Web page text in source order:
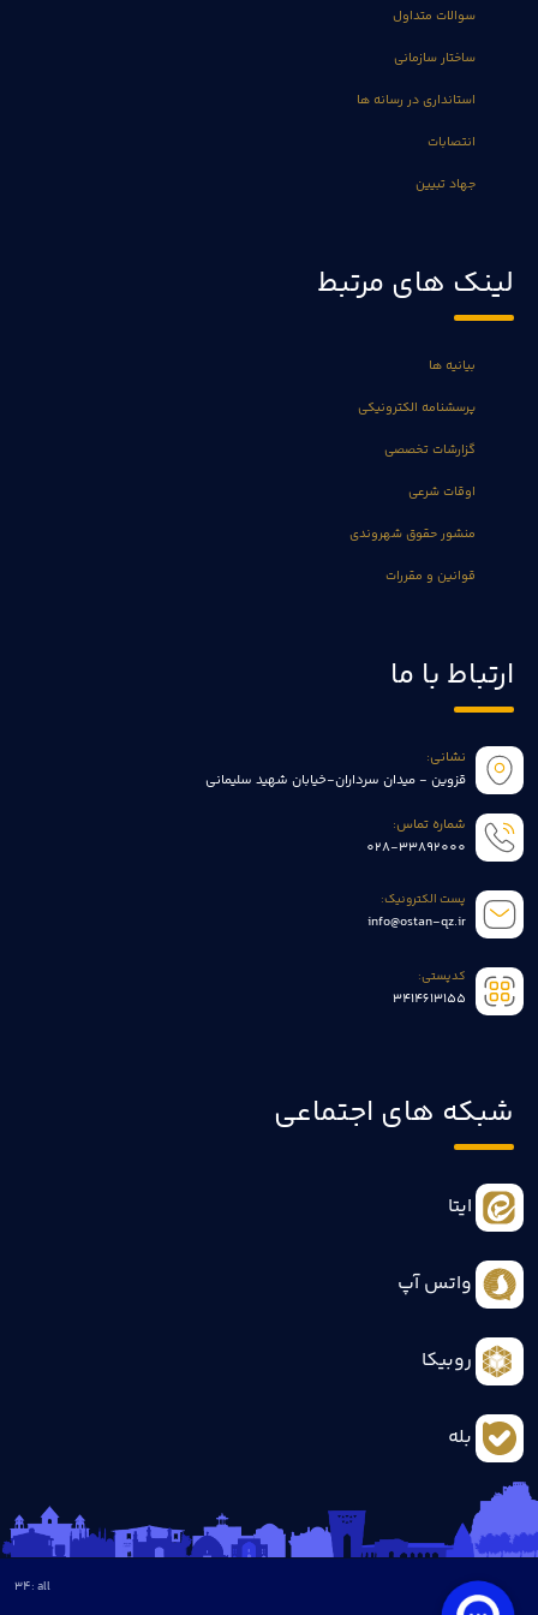
سوالات متداول
ساختار سازمانی
استانداری در رسانه ها
انتصابات
جهاد تبیین
لینک های مرتبط
بیانیه ها
پرسشنامه الکترونیکی
گزارشات تخصصی
اوقات شرعی
منشور حقوق شهروندی
قوانین و مقررات
ارتباط با ما
نشانی:
قزوین - میدان سرداران-خیابان شهید سلیمانی
شماره تماس:
028-33892000
پست الکترونیک:
info@ostan-qz.ir
کدپستی:
3414613155
شبکه های اجتماعی
ایتا
واتس آپ
روبیکا
بله
all :
34